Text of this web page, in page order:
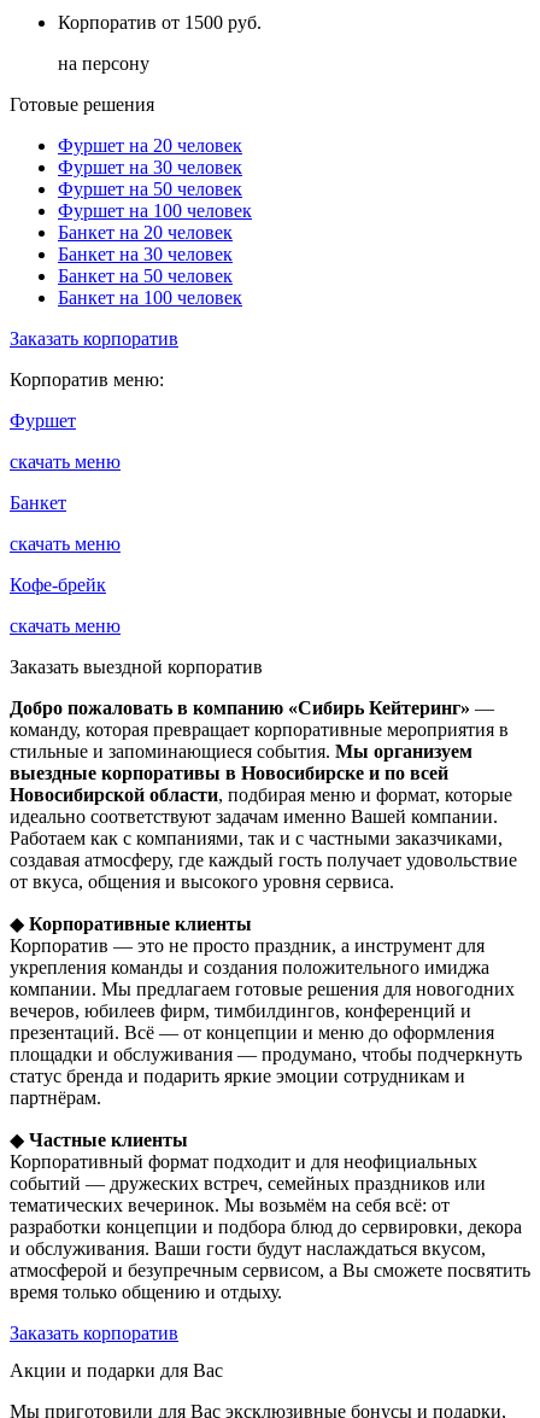
Корпоратив от 1500 руб.
на персону
Готовые решения
Фуршет на 20 человек
Фуршет на 30 человек
Фуршет на 50 человек
Фуршет на 100 человек
Банкет на 20 человек
Банкет на 30 человек
Банкет на 50 человек
Банкет на 100 человек
Заказать корпоратив
Корпоратив меню:
Фуршет
скачать меню
Банкет
скачать меню
Кофе-брейк
скачать меню
Заказать выездной корпоратив
Добро пожаловать в компанию «Сибирь Кейтеринг» —
команду, которая превращает корпоративные мероприятия в
стильные и запоминающиеся события. Мы организуем
выездные корпоративы в Новосибирске и по всей
Новосибирской области, подбирая меню и формат, которые
идеально соответствуют задачам именно Вашей компании.
Работаем как с компаниями, так и с частными заказчиками,
создавая атмосферу, где каждый гость получает удовольствие
от вкуса, общения и высокого уровня сервиса.
◆ Корпоративные клиенты
Корпоратив — это не просто праздник, а инструмент для
укрепления команды и создания положительного имиджа
компании. Мы предлагаем готовые решения для новогодних
вечеров, юбилеев фирм, тимбилдингов, конференций и
презентаций. Всё — от концепции и меню до оформления
площадки и обслуживания — продумано, чтобы подчеркнуть
статус бренда и подарить яркие эмоции сотрудникам и
партнёрам.
◆ Частные клиенты
Корпоративный формат подходит и для неофициальных
событий — дружеских встреч, семейных праздников или
тематических вечеринок. Мы возьмём на себя всё: от
разработки концепции и подбора блюд до сервировки, декора
и обслуживания. Ваши гости будут наслаждаться вкусом,
атмосферой и безупречным сервисом, а Вы сможете посвятить
время только общению и отдыху.
Заказать корпоратив
Акции и подарки для Вас
Мы приготовили для Вас эксклюзивные бонусы и подарки,